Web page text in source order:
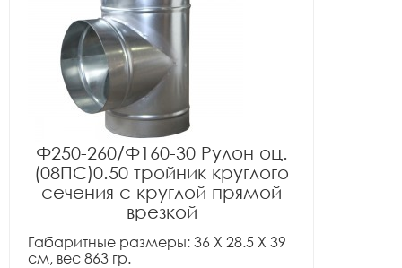
Ф250-260/Ф160-30 Рулон оц.
(08ПС)0.50 тройник круглого
сечения с круглой прямой
врезкой
Габаритные размеры: 36 X 28.5 X 39
см, вес 863 гр.